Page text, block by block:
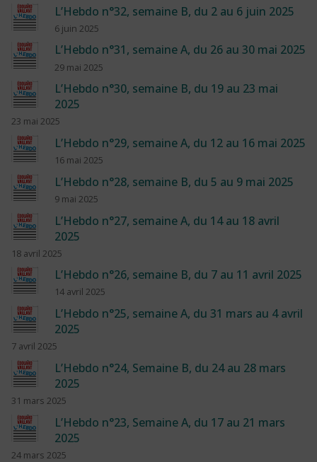
L’Hebdo n°32, semaine B, du 2 au 6 juin 2025
6 juin 2025
L’Hebdo n°31, semaine A, du 26 au 30 mai 2025
29 mai 2025
L’Hebdo n°30, semaine B, du 19 au 23 mai
2025
23 mai 2025
L’Hebdo n°29, semaine A, du 12 au 16 mai 2025
16 mai 2025
L’Hebdo n°28, semaine B, du 5 au 9 mai 2025
9 mai 2025
L’Hebdo n°27, semaine A, du 14 au 18 avril
2025
18 avril 2025
L’Hebdo n°26, semaine B, du 7 au 11 avril 2025
14 avril 2025
L’Hebdo n°25, semaine A, du 31 mars au 4 avril
2025
7 avril 2025
L’Hebdo n°24, Semaine B, du 24 au 28 mars
2025
31 mars 2025
L’Hebdo n°23, Semaine A, du 17 au 21 mars
2025
24 mars 2025